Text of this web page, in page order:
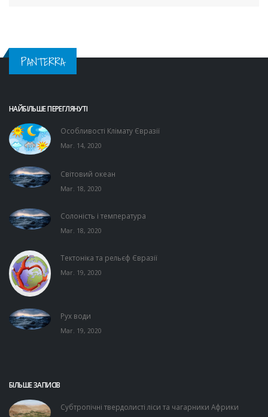
PANTERRA
НАЙБІЛЬШЕ ПЕРЕГЛЯНУТІ
Особливості Клімату Євразії
Mar. 14, 2020
Світовий океан
Mar. 18, 2020
Солоність і температура
Mar. 18, 2020
Тектоніка та рельєф Євразії
Mar. 19, 2020
Рух води
Mar. 19, 2020
БІЛЬШЕ ЗАПИСІВ
Субтропічні твердолисті ліси та чагарники Африки